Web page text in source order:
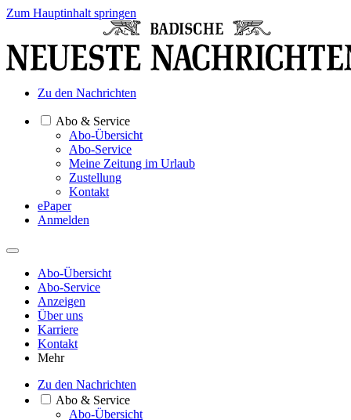
Zum Hauptinhalt springen
Zu den Nachrichten
Abo & Service
Abo-Übersicht
Abo-Service
Meine Zeitung im Urlaub
Zustellung
Kontakt
ePaper
Anmelden
Abo-Übersicht
Abo-Service
Anzeigen
Über uns
Karriere
Kontakt
Mehr
Zu den Nachrichten
Abo & Service
Abo-Übersicht